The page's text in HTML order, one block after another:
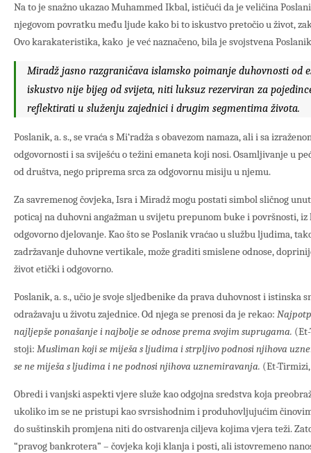
Na to je snažno ukazao Muhammed Ikbal, ističući da je veličina
njegovom povratku među ljude kako bi to iskustvo pretočio u život,
Ovo karakateristika, kako je već naznačeno, bila je svojstvena
Miradž jasno razgraničava islamsko poimanje duhovnosti od
iskustvo nije bijeg od svijeta, niti luksuz rezerviran za
reflektirati u služenju zajednici i drugim segmentima života.
Poslanik, a. s., se vraća s Mi‘radža s obavezom namaza, ali i sa
odgovornosti i sa sviješću o težini emaneta koji nosi. Osamljivanje u
od društva, nego priprema srca za odgovornu misiju u njemu.
Za savremenog čovjeka, Isra i Miradž mogu postati simbol sličnog
poticaj na duhovni angažman u svijetu prepunom buke i površnosti, iz
odgovorno djelovanje. Kao što se Poslanik vraćao u službu ljudima,
zadržavanje duhovne vertikale, može graditi smislene odnose,
život etički i odgovorno.
Poslanik, a. s., učio je svoje sljedbenike da prava duhovnost i istinska
odražavaju u životu zajednice. Od njega se prenosi da je rekao:
najljepše ponašanje i najbolje se odnose prema svojim suprugama.
stoji: Musliman koji se miješa s ljudima i strpljivo podnosi njihova
se ne miješa s ljudima i ne podnosi njihova uznemiravanja. (Et-
Obredi i vanjski aspekti vjere služe kao odgojna sredstva koja
ukoliko im se ne pristupi kao svrsishodnim i produhovljujućim
do suštinskih promjena niti do ostvarenja ciljeva kojima vjera teži.
“pravog bankrotera” – čovjeka koji klanja i posti, ali istovremeno